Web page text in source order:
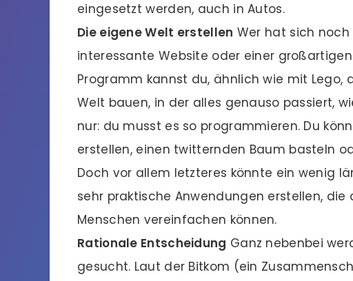
eingesetzt werden, auch in Autos.
Die eigene Welt erstellen Wer hat sich
interessante Website oder einer
Programm kannst du, ähnlich wie mit Lego,
Welt bauen, in der alles genauso passiert,
nur: du musst es so programmieren. Du
erstellen, einen twitternden Baum basteln
Doch vor allem letzteres könnte ein wenig
sehr praktische Anwendungen erstellen,
Menschen vereinfachen können.
Rationale Entscheidung Ganz nebenbei
gesucht. Laut der Bitkom (ein